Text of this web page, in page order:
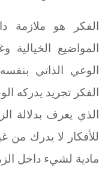
الفكر هو ملازمة
المواضيع
الوعي الذاتي
الفكر تجريد يدركه
الذي يعرف بدلالة
للأفكار لا يدرك من
مادية لشيء داخل